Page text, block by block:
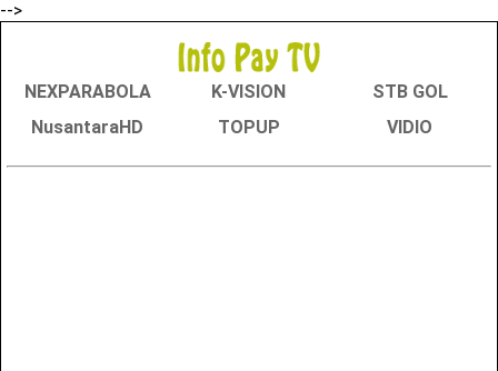
-->
NEXPARABOLA K-VISION
STB GOL
NusantaraHD
TOPUP VIDIO